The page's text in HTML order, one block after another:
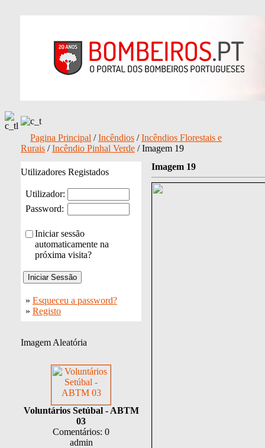
Pagina Principal /Incêndios /Incêndios Florestais e
Rurais /Incêndio Pinhal Verde / Imagem 19
Utilizadores Registados
Utilizador:
Password:
Iniciar sessão
automaticamente na
próxima visita?
» Esqueceu a password?
» Registo
Imagem Aleatória
Voluntários Setúbal - ABTM
03
Comentários: 0
admin
Imagem 19